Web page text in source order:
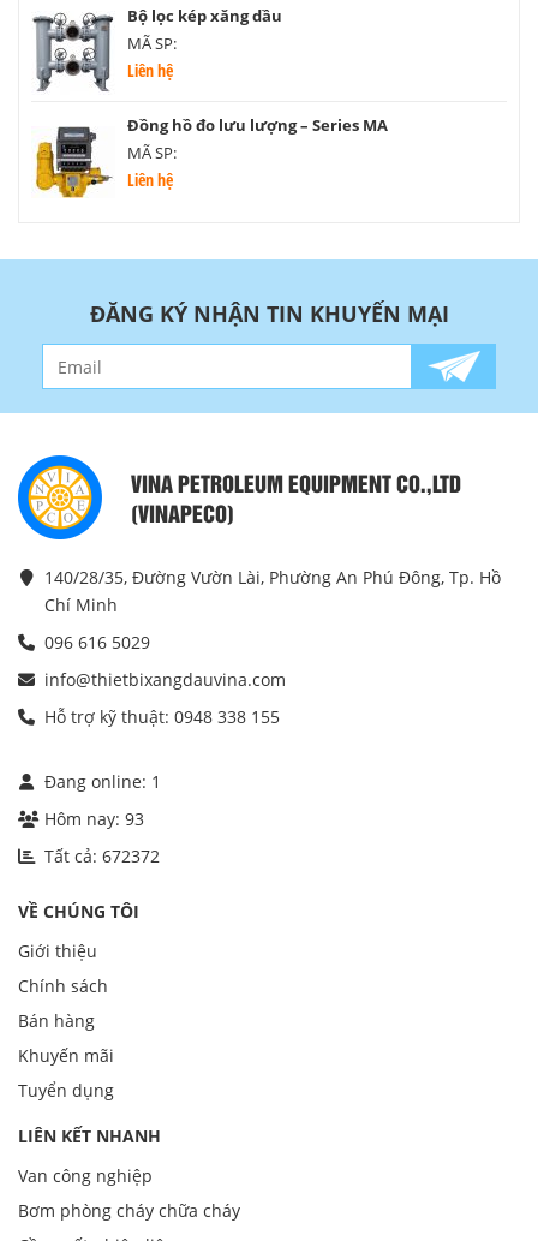
Bộ lọc kép xăng dầu
MÃ SP:
Liên hệ
Đồng hồ đo lưu lượng – Series MA
MÃ SP:
Liên hệ
ĐĂNG KÝ NHẬN TIN KHUYẾN MẠI
VINA PETROLEUM EQUIPMENT CO.,LTD
(VINAPECO)
140/28/35, Đường Vườn Lài, Phường An Phú Đông, Tp. Hồ
Chí Minh
096 616 5029
info@thietbixangdauvina.com
Hỗ trợ kỹ thuật: 0948 338 155
Đang online: 1
Hôm nay: 93
Tất cả: 672372
VỀ CHÚNG TÔI
Giới thiệu
Chính sách
Bán hàng
Khuyến mãi
Tuyển dụng
LIÊN KẾT NHANH
Van công nghiệp
Bơm phòng cháy chữa cháy